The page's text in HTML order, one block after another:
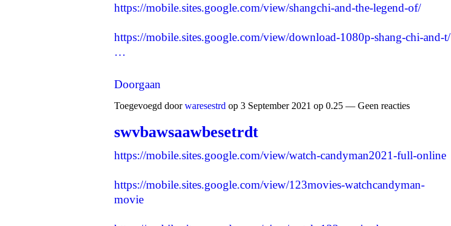
https://mobile.sites.google.com/view/shangchi-and-the-legend-of/
https://mobile.sites.google.com/view/download-1080p-shang-chi-and-t/
…
Doorgaan
Toegevoegd doorwaresestrd op 3 September 2021 op 0.25 — Geen reacties
swvbawsaawbesetrdt
https://mobile.sites.google.com/view/watch-candyman2021-full-online
https://mobile.sites.google.com/view/123movies-watchcandyman-
movie